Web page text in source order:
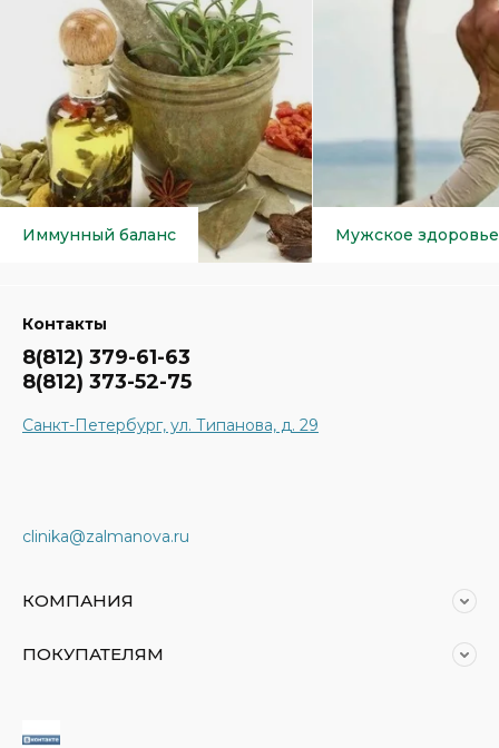
Иммунный баланс Мужское здоровье
Контакты
8(812) 379-61-63
8(812) 373-52-75
Санкт-Петербург, ул. Типанова, д. 29
clinika@zalmanova.ru
КОМПАНИЯ
ПОКУПАТЕЛЯМ